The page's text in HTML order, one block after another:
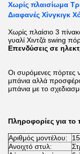
Χωρίς πλαισίωμα
Διαφανές Χίνγκιγκ
Χωρίς πλαίσιο 3
γυαλί Χιντζά swing
Επενδύσεις σε
Οι συρόμενες πόρτες
μπάνια αλλά
μπάνια με το
Πληροφορίες για το
Αριθμός μοντέλου:
Ανοιχτό στυλ: